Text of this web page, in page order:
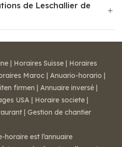
de Leschallier de
| Horaires Suisse | Horaires
Maroc | Anuario-horario |
firmen | Annuaire inversé |
USA | Horaire societe |
| Gestion de chantier
est l’annuaire